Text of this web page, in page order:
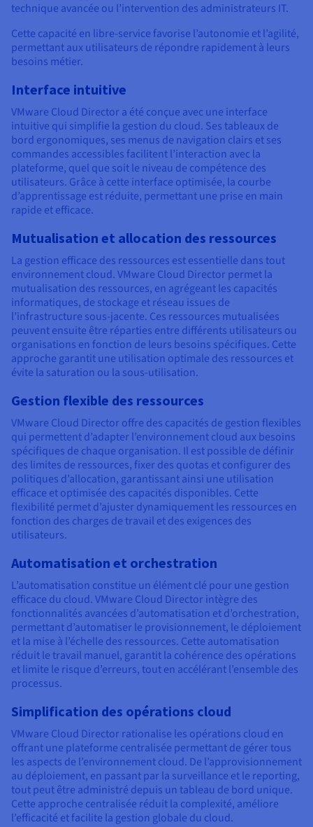
technique avancée ou l’intervention des administrateurs IT.
Cette capacité en libre-service favorise l’autonomie et l’agilité,
permettant aux utilisateurs de répondre rapidement à leurs
besoins métier.
Interface intuitive
VMware Cloud Director a été conçue avec une interface
intuitive qui simplifie la gestion du cloud. Ses tableaux de
bord ergonomiques, ses menus de navigation clairs et ses
commandes accessibles facilitent l’interaction avec la
plateforme, quel que soit le niveau de compétence des
utilisateurs. Grâce à cette interface optimisée, la courbe
d’apprentissage est réduite, permettant une prise en main
rapide et efficace.
Mutualisation et allocation des ressources
La gestion efficace des ressources est essentielle dans tout
environnement cloud. VMware Cloud Director permet la
mutualisation des ressources, en agrégeant les capacités
informatiques, de stockage et réseau issues de
l’infrastructure sous-jacente. Ces ressources mutualisées
peuvent ensuite être réparties entre différents utilisateurs ou
organisations en fonction de leurs besoins spécifiques. Cette
approche garantit une utilisation optimale des ressources et
évite la saturation ou la sous-utilisation.
Gestion flexible des ressources
VMware Cloud Director offre des capacités de gestion flexibles
qui permettent d’adapter l’environnement cloud aux besoins
spécifiques de chaque organisation. Il est possible de définir
des limites de ressources, fixer des quotas et configurer des
politiques d’allocation, garantissant ainsi une utilisation
efficace et optimisée des capacités disponibles. Cette
flexibilité permet d’ajuster dynamiquement les ressources en
fonction des charges de travail et des exigences des
utilisateurs.
Automatisation et orchestration
L’automatisation constitue un élément clé pour une gestion
efficace du cloud. VMware Cloud Director intègre des
fonctionnalités avancées d’automatisation et d’orchestration,
permettant d’automatiser le provisionnement, le déploiement
et la mise à l’échelle des ressources. Cette automatisation
réduit le travail manuel, garantit la cohérence des opérations
et limite le risque d’erreurs, tout en accélérant l’ensemble des
processus.
Simplification des opérations cloud
VMware Cloud Director rationalise les opérations cloud en
offrant une plateforme centralisée permettant de gérer tous
les aspects de l’environnement cloud. De l’approvisionnement
au déploiement, en passant par la surveillance et le reporting,
tout peut être administré depuis un tableau de bord unique.
Cette approche centralisée réduit la complexité, améliore
l’efficacité et facilite la gestion globale du cloud.